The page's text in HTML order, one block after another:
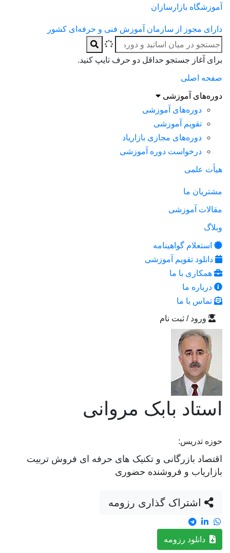
آموزشگاه بازارسازان
دارای مجوز از سازمان آموزش فنی و حرفه‌ای کشور
برای آغاز جستجو حداقل دو حرف تایپ کنید.
صفحه اصلی
دوره‌های آموزشی
دوره‌های آموزشی
تقویم آموزشی
دوره‌های مجازی بازاریاد
درخواست دوره آموزشی
هیأت علمی
مشتریان ما
مقالات آموزشی
وبلاگ
استعلام گواهینامه
دانلود تقویم آموزشی
همکاری با ما
درباره ما
تماس با ما
ورود / ثبت نام
استاد بابک مروانی
حوزه تدریس:
اقتصاد بازرگانی و تکنیک های حرفه ای فروش تربیت
بازاریاب و فروشنده حضوری
دانلود رزومه